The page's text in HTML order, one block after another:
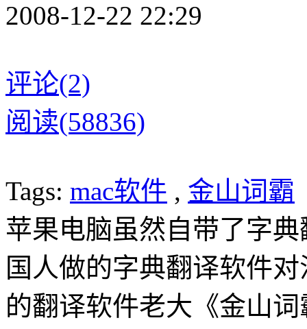
2008-12-22 22:29
评论(2)
阅读(58836)
Tags: mac软件 , 金山词霸
苹果电脑虽然自带了字典
国人做的字典翻译软件对
的翻译软件老大《金山